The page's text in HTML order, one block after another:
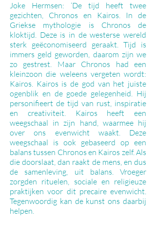
Joke Hermsen: ‘De tijd heeft twee
gezichten, Chronos en Kairos. In de
Griekse mythologie is Chronos de
kloktijd. Deze is in de westerse wereld
sterk geëconomiseerd geraakt. Tijd is
immers geld geworden, daarom zijn we
zo gestrest. Maar Chronos had een
kleinzoon die weleens vergeten wordt:
Kairos. Kairos is de god van het juiste
ogenblik en de goede gelegenheid. Hij
personifieert de tijd van rust, inspiratie
en creativiteit. Kairos heeft een
weegschaal in zijn hand, waarmee hij
over ons evenwicht waakt. Deze
weegschaal is ook gebaseerd op een
balans tussen Chronos en Kairos zelf. Als
die doorslaat, dan raakt de mens, en dus
de samenleving, uit balans. Vroeger
zorgden rituelen, sociale en religieuze
praktijken voor dit precaire evenwicht.
Tegenwoordig kan de kunst ons daarbij
helpen.